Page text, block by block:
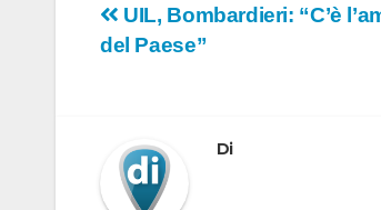
Navigazione
UIL, Bombardieri: “C’è
del Paese”
Di